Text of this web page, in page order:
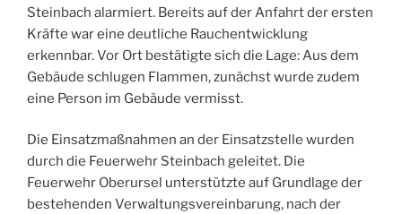
Steinbach alarmiert. Bereits auf der Anfahrt der ersten
Kräfte war eine deutliche Rauchentwicklung
erkennbar. Vor Ort bestätigte sich die Lage: Aus dem
Gebäude schlugen Flammen, zunächst wurde zudem
eine Person im Gebäude vermisst.
Die Einsatzmaßnahmen an der Einsatzstelle wurden
durch die Feuerwehr Steinbach geleitet. Die
Feuerwehr Oberursel unterstützte auf Grundlage der
bestehenden Verwaltungsvereinbarung, nach der